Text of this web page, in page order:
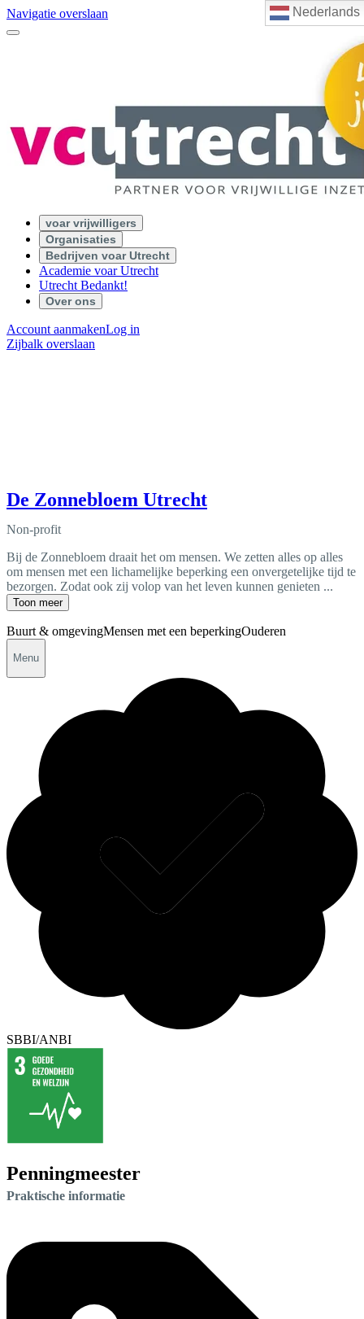
Nederlands
Navigatie overslaan
voar vrijwilligers
Organisaties
Bedrijven voar Utrecht
Academie voar Utrecht
Utrecht Bedankt!
Over ons
Account aanmakenLog in
Zijbalk overslaan
De Zonnebloem Utrecht
Non-profit
Bij de Zonnebloem draait het om mensen. We zetten alles op alles
om mensen met een lichamelijke beperking een onvergetelijke tijd te
bezorgen. Zodat ook zij volop van het leven kunnen genieten ...
Toon meer
Buurt & omgevingMensen met een beperkingOuderen
Menu
SBBI/ANBI
Penningmeester
Praktische informatie